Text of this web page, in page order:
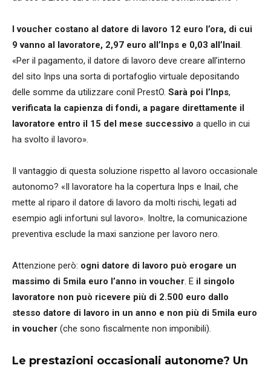
I voucher costano al datore di lavoro 12 euro l’ora, di cui
9 vanno al lavoratore, 2,97 euro all’Inps e 0,03 all’Inail.
«Per il pagamento, il datore di lavoro deve creare all’interno
del sito Inps una sorta di portafoglio virtuale depositando
delle somme da utilizzare conil PrestO. Sarà poi l’Inps,
verificata la capienza di fondi, a pagare direttamente il
lavoratore entro il 15 del mese successivo a quello in cui
ha svolto il lavoro».
Il vantaggio di questa soluzione rispetto al lavoro occasionale
autonomo? «Il lavoratore ha la copertura Inps e Inail, che
mette al riparo il datore di lavoro da molti rischi, legati ad
esempio agli infortuni sul lavoro». Inoltre, la comunicazione
preventiva esclude la maxi sanzione per lavoro nero.
Attenzione però: ogni datore di lavoro può erogare un
massimo di 5mila euro l’anno in voucher. E il singolo
lavoratore non può ricevere più di 2.500 euro dallo
stesso datore di lavoro in un anno e non più di 5mila euro
in voucher (che sono fiscalmente non imponibili).
Le prestazioni occasionali autonome? Un